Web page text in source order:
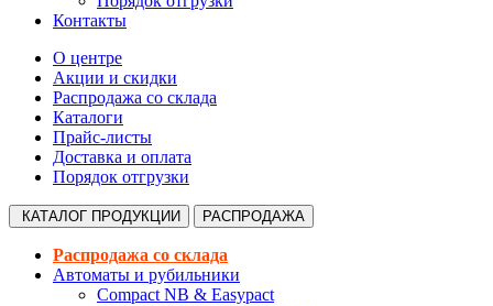
Контакты
О центре
Акции и скидки
Распродажа со склада
Каталоги
Прайс-листы
Доставка и оплата
Порядок отгрузки
КАТАЛОГ ПРОДУКЦИИ РАСПРОДАЖА
Распродажа со склада
Автоматы и рубильники
Compact NB & Easypact